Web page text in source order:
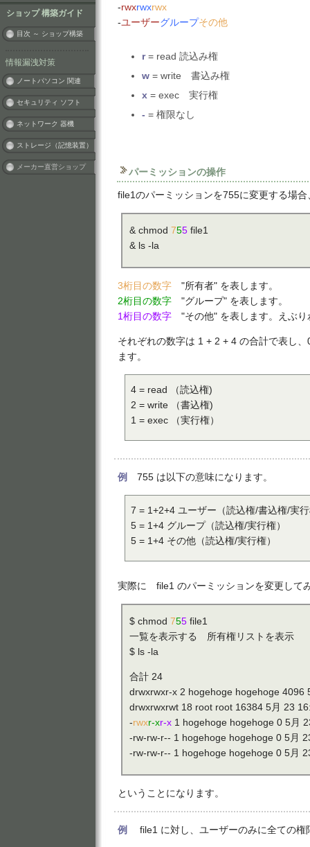
ショップ 構築ガイド
目次 ～ ショップ構築
情報漏洩対策
ノートパソコン 関連
セキュリティ ソフト
ネットワーク 器機
ストレージ（記憶装置）
メーカー直営ショップ
-rwxrwxrwx
-ユーザーグループその他
r= read 読込み権
w = write 書込み権
x = exec 実行権
- = 権限なし
パーミッションの操作
file1のパーミッションを755に変更する場
& chmod 755 file1
& ls -la
3桁目の数字 "所有者" を表します。
2桁目の数字 "グループ" を表します。
1桁目の数字 "その他" を表します。えぶり
それぞれの数字は 1 + 2 + 4 の合計で表し
ます。
4 = read （読込権)
2 = write （書込権)
1 = exec （実行権）
例 755 は以下の意味になります。
7 = 1+2+4 ユーザー（読込権/書込権/実
5 = 1+4 グループ（読込権/実行権）
5 = 1+4 その他（読込権/実行権）
実際に file1 のパーミッションを変更して
$ chmod 755 file1
一覧を表示する 所有権リストを表示
$ ls -la
合計 24
drwxrwxr-x 2 hogehoge hogehoge 4096
drwxrwxrwt 18 root root 16384 5月 23
-rwxr-xr-x 1 hogehoge hogehoge 0 5月
-rw-rw-r-- 1 hogehoge hogehoge 0 5月
-rw-rw-r-- 1 hogehoge hogehoge 0 5月
ということになります。
例 file1 に対し、ユーザーのみに全ての権